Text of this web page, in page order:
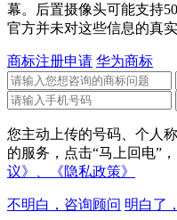
幕。后置摄像头可能支持
官方并未对这些信息的真
商标注册申请 华为商标
您主动上传的号码、个人
的服务，点击“马上回电”
议》、
《隐私政策》
不明白，咨询顾问 明白了